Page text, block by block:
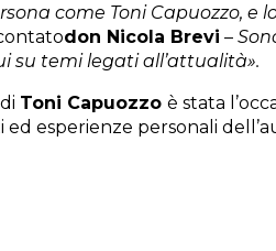
come Toni Capuozzo,
don Nicola Brevi –
su temi legati all’attualità».
Toni Capuozzo è stata
esperienze personali